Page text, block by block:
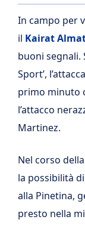
In campo per
il Kairat
buoni segnali.
Sport’,
primo minuto
l’attacco
Martinez.
Nel corso
la possibilità
alla Pinetina,
presto nella